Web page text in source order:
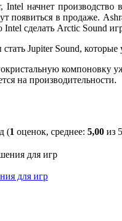
начнет
появиться в продаже.
Intel сделать Arctic Sound
Jupiter Sound,
компоновку
на производительности.
(1 оценок, среднее: 5,00 из
для игр